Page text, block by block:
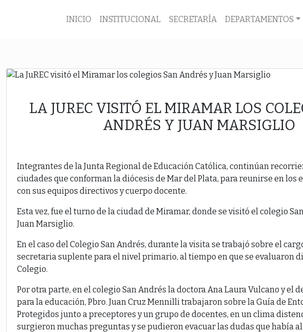
INICIO INSTITUCIONAL SECRETARÍA DEPARTAMENTOS
LA JUREC VISITÓ EL MIRAMAR LOS
ANDRÉS Y JUAN MARSIGLIO
Integrantes de la Junta Regional de Educación Católica, continúan
ciudades que conforman la diócesis de Mar del Plata, para reunirse en los
con sus equipos directivos y cuerpo docente.
Esta vez, fue el turno de la ciudad de Miramar, donde se visitó el colegio
Juan Marsiglio.
En el caso del Colegio San Andrés, durante la visita se trabajó sobre el
secretaria suplente para el nivel primario, al tiempo en que se evaluaron
Colegio.
Por otra parte, en el colegio San Andrés la doctora Ana Laura Vulcano y el
para la educación, Pbro. Juan Cruz Mennilli trabajaron sobre la Guía de
Protegidos junto a preceptores y un grupo de docentes, en un clima
surgieron muchas preguntas y se pudieron evacuar las dudas que había